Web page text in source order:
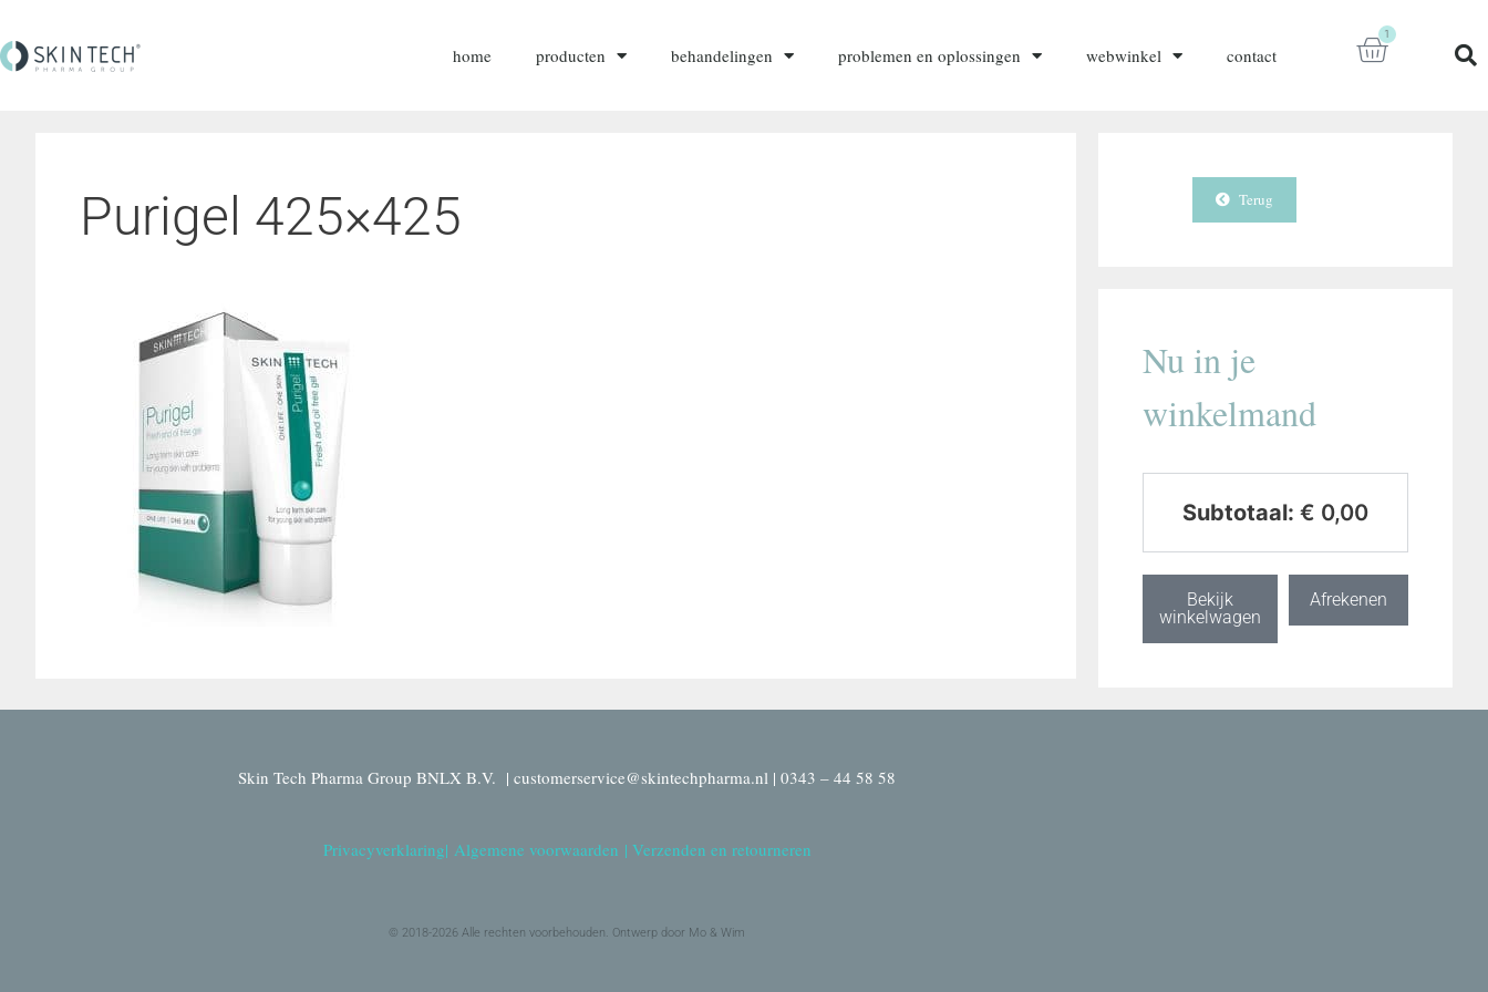
home producten behandelingen problemen en oplossingen webwinkel contact
1
Purigel 425×425 Terug
Nu in je
winkelmand
Subtotaal: € 0,00
Bekijk
winkelwagen
Afrekenen
Skin Tech Pharma Group BNLX B.V. | customerservice@skintechpharma.nl | 0343 – 44 58 58
Privacyverklaring| Algemene voorwaarden | Verzenden en retourneren
© 2018-2026 Alle rechten voorbehouden. Ontwerp door Mo & Wim